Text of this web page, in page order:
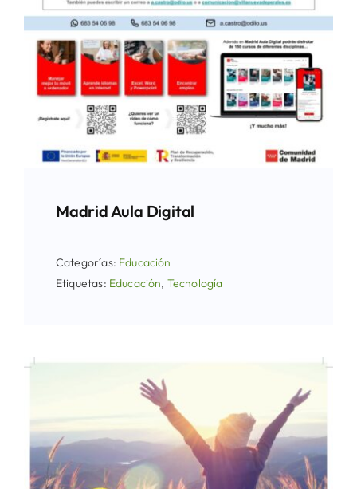
Madrid Aula Digital
Categorías: Educación
Etiquetas: Educación, Tecnología